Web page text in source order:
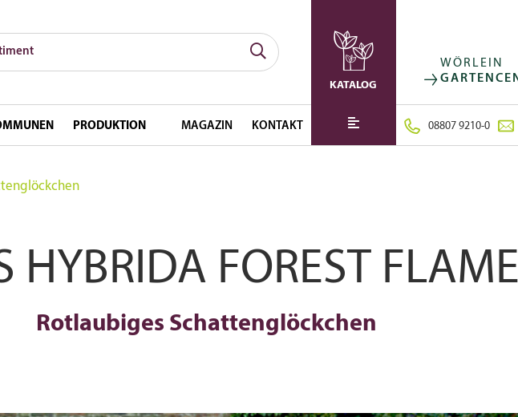
KATALOG
PRODUKTION MAGAZIN KONTAKT
WÖRLEIN
08807 9210-0
FOLGE UNS AUF:
HYBRIDA FOREST FLAME
Rotlaubiges Schattenglöckchen